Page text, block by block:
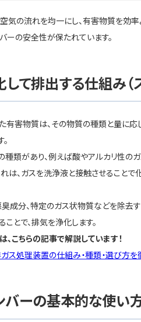
空気の流れを均一にし、有害物質を効
ーの安全性が保たれています。
て排出する仕組み（
有害物質は、その物質の種類と量に
類があり、例えば酸やアルカリ性の
は、ガスを洗浄液と接触させること
成分、特定のガス状物質などを除去
とで、排気を浄化します。
こちらの記事で解説しています！
ガス処理装置の仕組み・種類・選び方
バーの基本的な使い